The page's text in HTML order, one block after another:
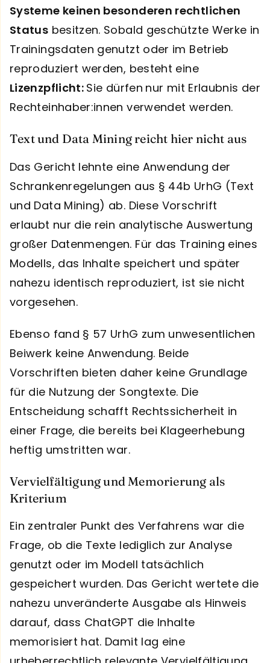
Systeme keinen besonderen rechtlichen
Status besitzen. Sobald geschützte Werke in
Trainingsdaten genutzt oder im Betrieb
reproduziert werden, besteht eine
Lizenzpflicht: Sie dürfen nur mit Erlaubnis der
Rechteinhaber:innen verwendet werden.
Text und Data Mining reicht hier nicht aus
Das Gericht lehnte eine Anwendung der
Schrankenregelungen aus § 44b UrhG (Text
und Data Mining) ab. Diese Vorschrift
erlaubt nur die rein analytische Auswertung
großer Datenmengen. Für das Training eines
Modells, das Inhalte speichert und später
nahezu identisch reproduziert, ist sie nicht
vorgesehen.
Ebenso fand § 57 UrhG zum unwesentlichen
Beiwerk keine Anwendung. Beide
Vorschriften bieten daher keine Grundlage
für die Nutzung der Songtexte. Die
Entscheidung schafft Rechtssicherheit in
einer Frage, die bereits bei Klageerhebung
heftig umstritten war.
Vervielfältigung und Memorierung als
Kriterium
Ein zentraler Punkt des Verfahrens war die
Frage, ob die Texte lediglich zur Analyse
genutzt oder im Modell tatsächlich
gespeichert wurden. Das Gericht wertete die
nahezu unveränderte Ausgabe als Hinweis
darauf, dass ChatGPT die Inhalte
memorisiert hat. Damit lag eine